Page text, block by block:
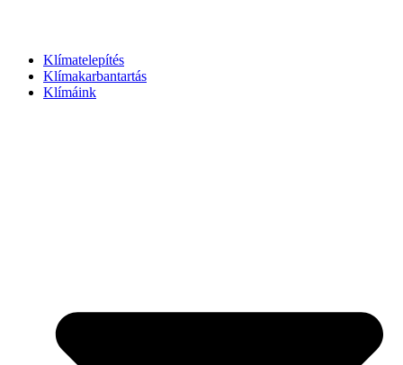
Klímatelepítés
Klímakarbantartás
Klímáink